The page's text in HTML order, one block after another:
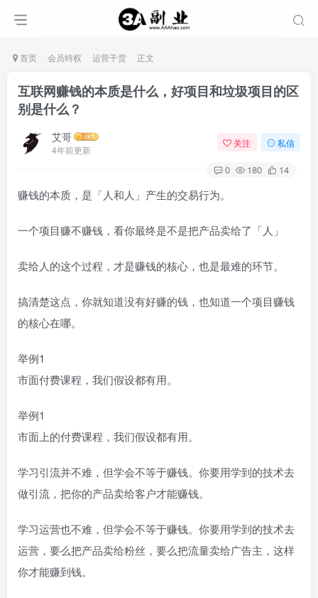
首页 会员特权 运营干货 正文
互联网赚钱的本质是什么，好项目和垃圾项目的区
别是什么？
艾哥
4年前更新
关注 私信
0 180 14
赚钱的本质，是「人和人」产生的交易行为。
一个项目赚不赚钱，看你最终是不是把产品卖给了「人」
卖给人的这个过程，才是赚钱的核心，也是最难的环节。
搞清楚这点，你就知道没有好赚的钱，也知道一个项目赚钱
的核心在哪。
举例1
市面付费课程，我们假设都有用。
举例1
市面上的付费课程，我们假设都有用。
学习引流并不难，但学会不等于赚钱。你要用学到的技术去
做引流，把你的产品卖给客户才能赚钱。
学习运营也不难，但学会不等于赚钱。你要用学到的技术去
运营，要么把产品卖给粉丝，要么把流量卖给广告主，这样
你才能赚到钱。